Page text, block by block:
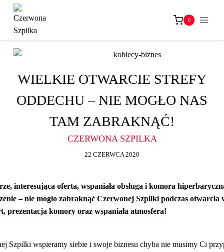
Przejdź
treści
0
WIELKIE OTWARCIE STREFY
ODDECHU – NIE MOGŁO NAS
TAM ZABRAKNĄĆ!
CZERWONA SZPILKA
22 CZERWCA 2020
interesująca oferta, wspaniała obsługa i komora
– nie mogło zabraknąć Czerwonej Szpilki podczas otwarcia
prezentacja komory oraz wspaniała atmosfera!
Szpilki wspieramy siebie i swoje biznesu chyba nie musimy Ci